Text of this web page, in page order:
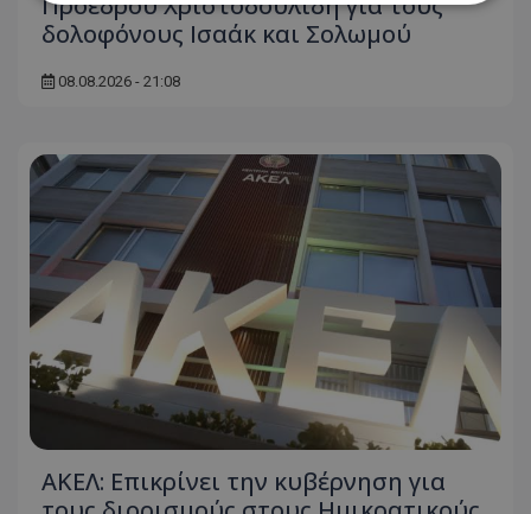
δολοφόνους Ισαάκ και Σολωμού
08.08.2026 - 21:08
ΑΚΕΛ: Επικρίνει την κυβέρνηση για
Απολύτως απαραίτητα
Απόδοσης
Στόχευσης
Τα απολύτως απαραίτητα cookies επιτρέπουν
βασικές λειτουργίες του ιστότοπου, όπως τη
σύνδεση χρήστη και τη διαχείριση λογαριασμού.
Ο ιστότοπος δεν μπορεί να χρησιμοποιηθεί σωστά
χωρίς τα απολύτως απαραίτητα cookies.
Ονοματεπώνυμο
Πεδίο
usprivacy
.lifenewscy.tothemaonline.com